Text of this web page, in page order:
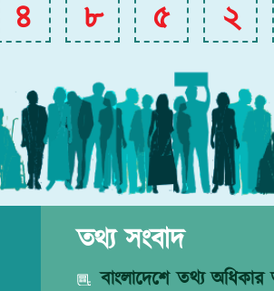
৪ ৮ ৫ ২
তথ্য সংবাদ
বাংলাদেশে তথ্য